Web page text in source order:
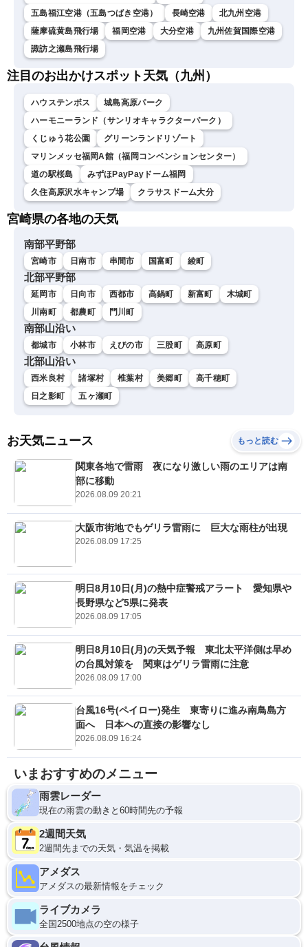
五島福江空港（五島つばき空港）
長崎空港
北九州空港
薩摩硫黄島飛行場
福岡空港 大分空港
九州佐賀国際空港
諏訪之瀬島飛行場
注目のお出かけスポット天気（九州）
ハウステンボス
城島高原パーク
ハーモニーランド（サンリオキャラクターパーク）
くじゅう花公園
グリーンランドリゾート
マリンメッセ福岡A館（福岡コンベンションセンター）
道の駅桜島
みずほPayPayドーム福岡
久住高原沢水キャンプ場
クラサスドーム大分
宮崎県の各地の天気
南部平野部
宮崎市 日南市 串間市 国富町 綾町
北部平野部
延岡市 日向市 西都市 高鍋町 新富町
木城町
川南町
都農町 門川町
南部山沿い
都城市 小林市 えびの市 三股町 高原町
北部山沿い
西米良村 諸塚村 椎葉村 美郷町
高千穂町
日之影町
五ヶ瀬町
お天気ニュース もっと読む
関東各地で雷雨 夜になり激しい雨のエリアは南
部に移動
2026.08.09 20:21
大阪市街地でもゲリラ雷雨に 巨大な雨柱が出現
2026.08.09 17:25
明日8月10日(月)の熱中症警戒アラート 愛知県や
長野県など5県に発表
2026.08.09 17:05
明日8月10日(月)の天気予報 東北太平洋側は早め
の台風対策を 関東はゲリラ雷雨に注意
2026.08.09 17:00
台風16号(ペイロー)発生 東寄りに進み南鳥島方
面へ 日本への直接の影響なし
2026.08.09 16:24
いまおすすめのメニュー
雨雲レーダー
現在の雨雲の動きと60時間先の予報
2週間天気
2週間先までの天気・気温を掲載
アメダス
アメダスの最新情報をチェック
ライブカメラ
全国2500地点の空の様子